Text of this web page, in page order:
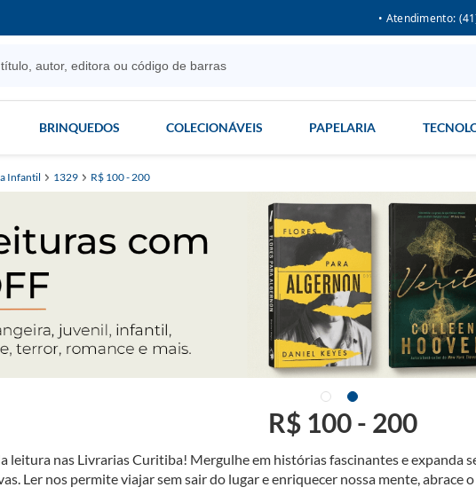
• Atendimento:
BRINQUEDOS COLECIONÁVEIS PAPELARIA
Infantil 1329 R$ 100 - 200
leitura nas Livrarias Curitiba! Mergulhe em histórias fascinantes e expanda
Ler nos permite viajar sem sair do lugar e enriquecer nossa mente, abrace
R$ 100 - 200